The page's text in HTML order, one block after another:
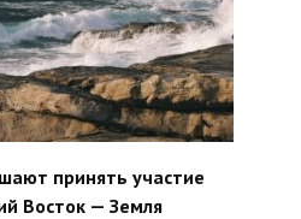
принять участие
Восток — Земля